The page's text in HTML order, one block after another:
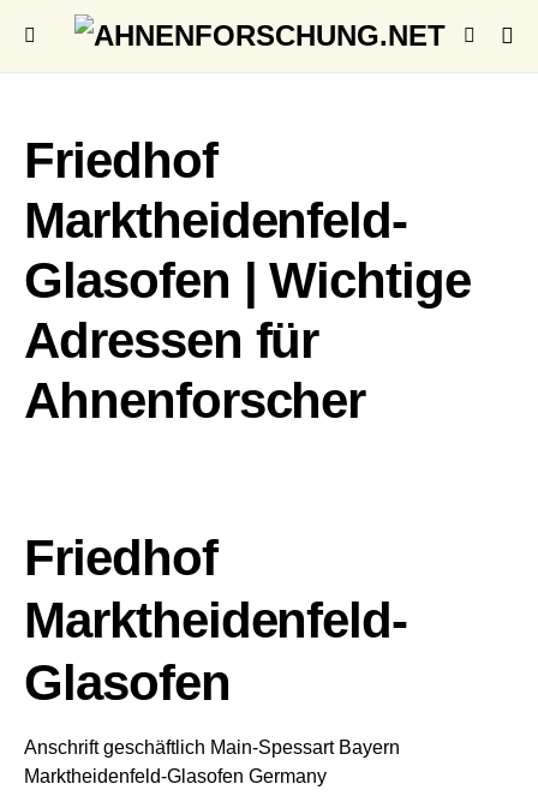
Friedhof
Marktheidenfeld-
Glasofen | Wichtige
Adressen für
Ahnenforscher
Friedhof
Marktheidenfeld-
Glasofen
Anschrift geschäftlich Main-Spessart Bayern
Marktheidenfeld-Glasofen Germany